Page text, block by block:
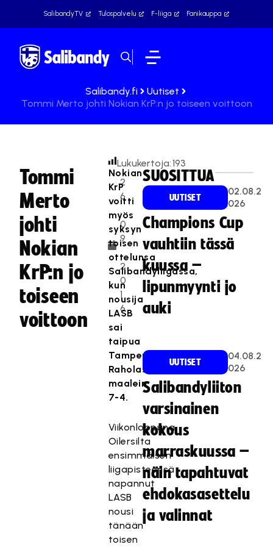
SalibandyTV Tulospalvelu F-liiga Fanikauppa
Salibandy.fi
Uutiset
Tommi Merto johti Nokian KrP:n jo toiseen voittoon
Tommi
Merto
johti
Nokian
KrP:n jo
toiseen
voittoon
2
6
.
0
9
.
2
0
1
6
Lukukertoja:193
Nokian
KrP
voitti
myös
syksyn
toisen
ottelunsa
Salibandyliigassa,
kun
nousija
LASB
sai
taipua
Tampereen
Raholassa
maalein
7-4.
Viikonloppuna
Oilersilta
ensimmäisen
liigapisteensä
napannut
LASB
nousi
tänään
toisen
SUOSITTUA
UUTISET
02.08.2
026
Champions Cup
vauhtiin tässä
kuussa –
lipunmyynti jo
auki
UUTISET
04.08.2
026
Salibandyliiton
varsinainen
kokous
marraskuussa –
näin tapahtuvat
ehdokasasettelu
ja valinnat